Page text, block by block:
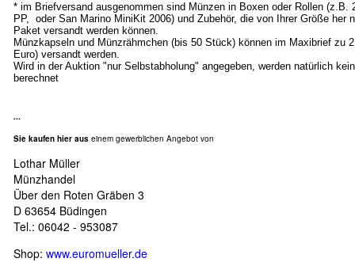
* im Briefversand ausgenommen sind Münzen in Boxen oder Rollen (z.B.
PP, oder San Marino MiniKit 2006) und Zubehör, die von Ihrer Größe her
Paket versandt werden können.
Münzkapseln und Münzrähmchen (bis 50 Stück) können im Maxibrief zu
Euro) versandt werden.
Wird in der Auktion "nur Selbstabholung" angegeben, werden natürlich
berechnet
...
Sie kaufen hier aus einem gewerblichen Angebot von
Lothar Müller
Münzhandel
Über den Roten Gräben 3
D 63654 Büdingen
Tel.: 06042 - 953087
Shop: www.euromueller.de